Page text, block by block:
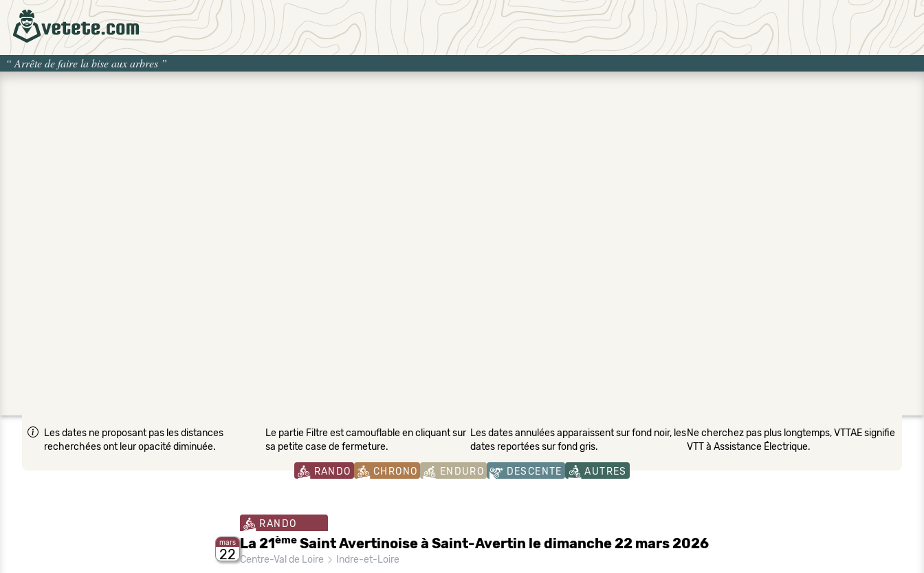
“ Arrête de faire la bise aux arbres ”
Les dates ne proposant pas les distances
recherchées ont leur opacité diminuée.
Le partie Filtre est camouflable en cliquant sur
sa petite case de fermeture.
Les dates annulées apparaissent sur fond noir, les
dates reportées sur fond gris.
Ne cherchez pas plus longtemps, VTTAE signifie
VTT à Assistance Électrique.
RANDO CHRONO ENDURO DESCENTE AUTRES
mars
22
RANDO
La 21ème Saint Avertinoise à Saint-Avertin le dimanche 22 mars 2026
Centre-Val de Loire Indre-et-Loire